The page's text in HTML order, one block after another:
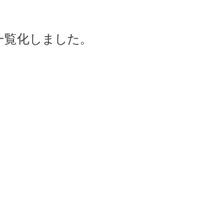
化しました。